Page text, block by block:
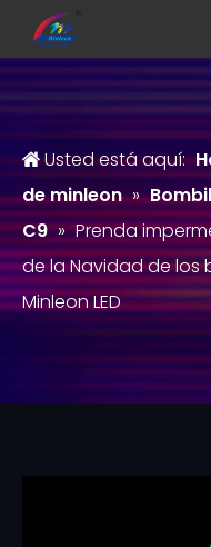
Usted está aquí:
de minleon »
C9 » Prenda
de la Navidad de los
Minleon LED